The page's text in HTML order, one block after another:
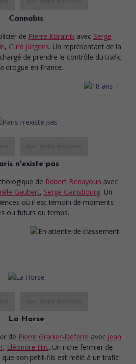
Cannabis
de Pierre Koralnik avec Serge
, Curd Jürgens. Un représentant de la
de prendre le contrôle du trafic
drogue en France.
n'existe pas
de Robert Benayoun avec
Gaubert, Serge Gainsbourg. Un
où il est témoin de moments
ou futurs du temps.
La Horse
de Pierre Granier-Deferre avec Jean
, Éléonore Hirt. Un riche fermier de
son petit-fils est mêlé à un trafic